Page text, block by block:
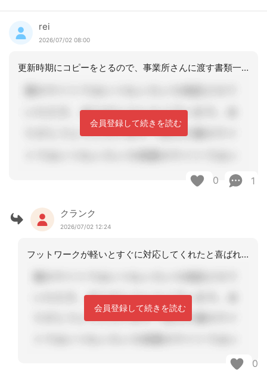
rei
2026/07/02 08:00
更新時期にコピーをとるので、事業所さんに渡す書類一式の中に入ってますね。割合証更
会員登録して続きを読む
0 1
クランク
2026/07/02 12:24
フットワークが軽いとすぐに対応してくれたと喜ばれますね。強みですね。コメントをあ
会員登録して続きを読む
0